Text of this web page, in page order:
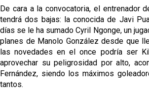
De cara a la convocatoria, el entrenador
tendrá dos bajas: la conocida de Javi
días se le ha sumado Cyril Ngonge, un
planes de Manolo González desde que
las novedades en el once podría ser
aprovechar su peligrosidad por alto,
Fernández, siendo los máximos
tantos.